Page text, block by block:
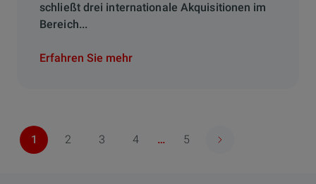
schließt drei internationale Akquisitionen im
Bereich...
Erfahren Sie mehr
Paginierung
Seite
1
Seite
2
Seite
3
Seite
4 …
Letzte
5
Nächste Seite